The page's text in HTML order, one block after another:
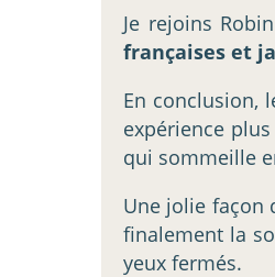
Je rejoins
françaises et
En conclusion,
expérience
qui sommeille
Une jolie façon
finalement la
yeux fermés.